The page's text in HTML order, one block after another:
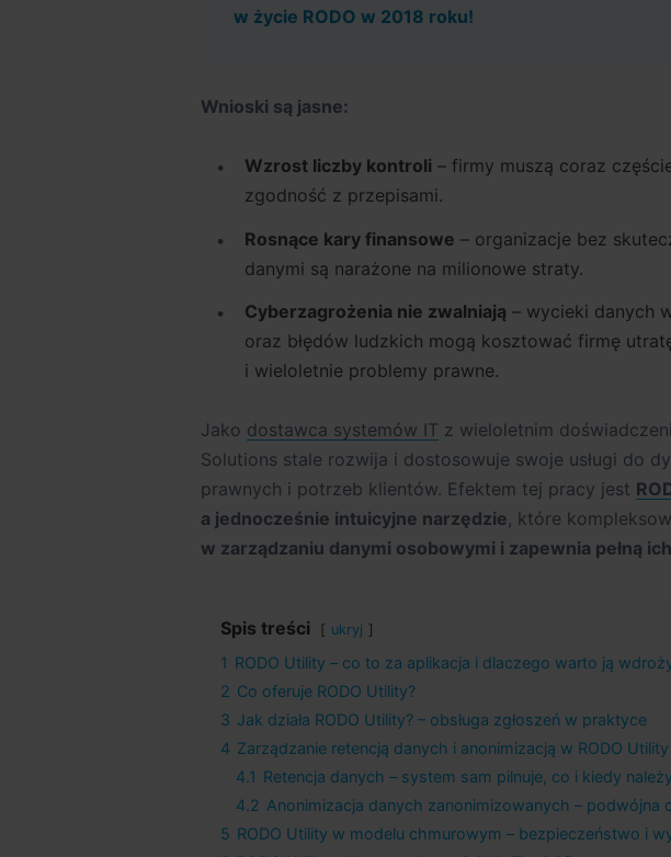
w życie RODO w 2018 roku!
Wnioski są jasne:
Wzrost liczby kontroli – firmy muszą coraz
zgodność z przepisami.
Rosnące kary finansowe – organizacje bez
danymi są narażone na milionowe straty.
Cyberzagrożenia nie zwalniają – wycieki danych
oraz błędów ludzkich mogą kosztować firmę
i wieloletnie problemy prawne.
Jako dostawca systemów IT z wieloletnim
Solutions stale rozwija i dostosowuje swoje usługi do
prawnych i potrzeb klientów. Efektem tej pracy jest
a jednocześnie intuicyjne narzędzie , które
w zarządzaniu danymi osobowymi i zapewnia pełną
Spis treści ukryj
1 RODO Utility – co to za aplikacja i dlaczego warto ją
2 Co oferuje RODO Utility?
3 Jak działa RODO Utility? – obsługa zgłoszeń w praktyce
4 Zarządzanie retencją danych i anonimizacją w RODO Utility
4.1 Retencja danych – system sam pilnuje, co i kiedy
4.2 Anonimizacja danych zanonimizowanych – podwójna
5 RODO Utility w modelu chmurowym – bezpieczeństwo i